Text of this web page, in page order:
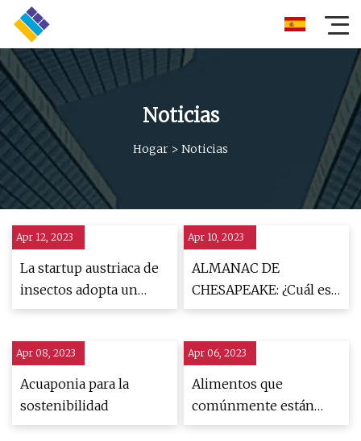
Noticias
Hogar > Noticias
Apr 12, 2023
La startup austriaca de
insectos adopta un
sistema de
Apr 10, 2023
ALMANAC DE
CHESAPEAKE: ¿Cuál es
el problema con el pez
Apr 08, 2023
Acuaponia para la
sostenibilidad
Apr 06, 2023
Alimentos que
comúnmente están
mal etiquetados